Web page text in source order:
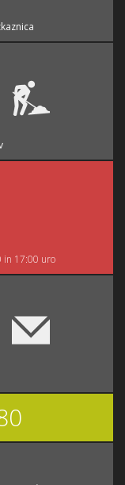
in 17:00 uro